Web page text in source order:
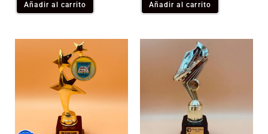
Añadir al carrito Añadir al carrito